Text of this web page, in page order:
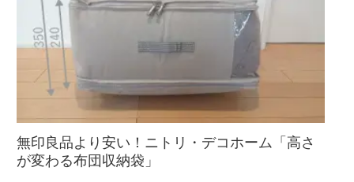
無印良品より安い！ニトリ・デコホーム「高さ
が変わる布団収納袋」